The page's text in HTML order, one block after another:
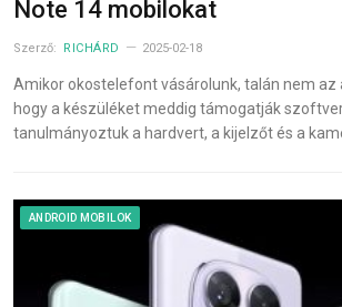
Note 14 mobilokat
Szerző: RICHÁRD 2025-02-18
Amikor okostelefont vásárolunk, talán nem az
hogy a készüléket meddig támogatják
tanulmányoztuk a hardvert, a kijelzőt és a
ANDROID MOBILOK